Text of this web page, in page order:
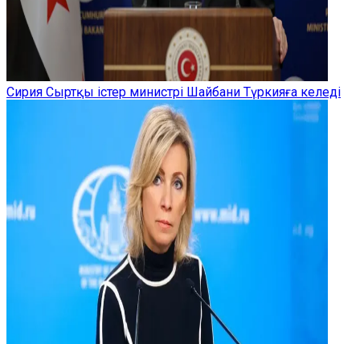
Сирия Сыртқы істер министрі Шайбани Түркияға келеді